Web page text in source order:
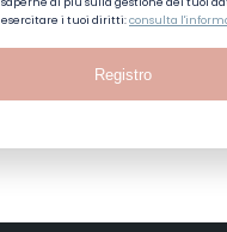
esercitare i tuoi diritti:consulta
Registro